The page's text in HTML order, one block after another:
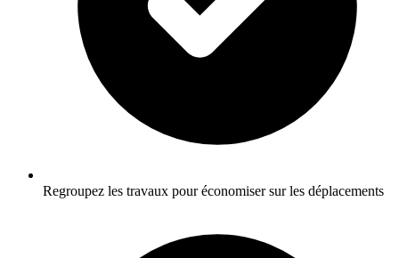
Regroupez les travaux pour économiser sur les déplacements